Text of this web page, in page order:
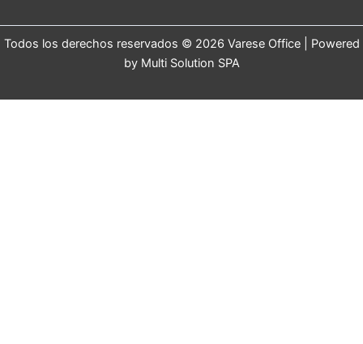
Todos los derechos reservados © 2026 Varese Office | Powered
by Multi Solution SPA